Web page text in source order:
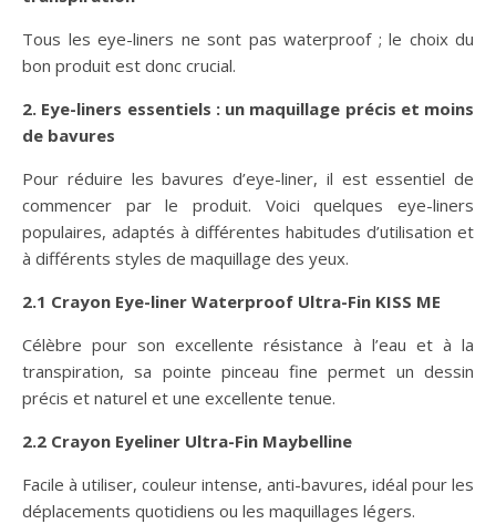
Tous les eye-liners ne sont pas waterproof ; le choix du
bon produit est donc crucial.
2. Eye-liners essentiels : un maquillage précis et moins
de bavures
Pour réduire les bavures d’eye-liner, il est essentiel de
commencer par le produit. Voici quelques eye-liners
populaires, adaptés à différentes habitudes d’utilisation et
à différents styles de maquillage des yeux.
2.1 Crayon Eye-liner Waterproof Ultra-Fin KISS ME
Célèbre pour son excellente résistance à l’eau et à la
transpiration, sa pointe pinceau fine permet un dessin
précis et naturel et une excellente tenue.
2.2 Crayon Eyeliner Ultra-Fin Maybelline
Facile à utiliser, couleur intense, anti-bavures, idéal pour les
déplacements quotidiens ou les maquillages légers.